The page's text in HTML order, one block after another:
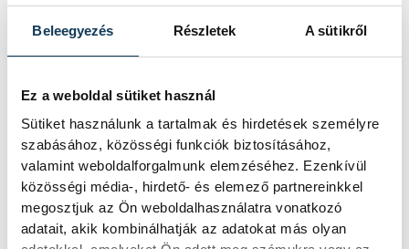
Beleegyezés Részletek A sütikről
Ez a weboldal sütiket használ
Sütiket használunk a tartalmak és hirdetések személyre
szabásához, közösségi funkciók biztosításához,
valamint weboldalforgalmunk elemzéséhez. Ezenkívül
közösségi média-, hirdető- és elemező partnereinkkel
megosztjuk az Ön weboldalhasználatra vonatkozó
adatait, akik kombinálhatják az adatokat más olyan
klímaváltozás okozta extrém
szárazságra hívja fel a figyelmet.
Elmeséljük a baljós kőtömb történetét.
Magyar Péter:
Magyarország
energiaellátása stabil
Jelenleg stabil Magyarország